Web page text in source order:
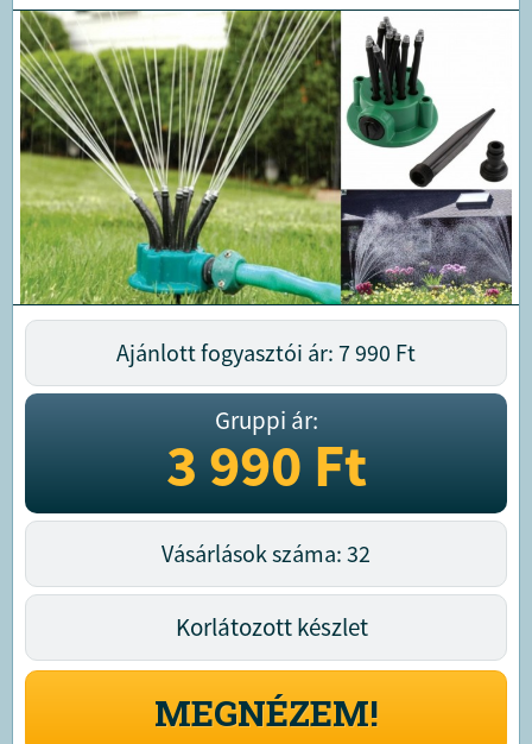
Ajánlott fogyasztói ár: 7 990 Ft
Gruppi ár:
3 990Ft
Vásárlások száma: 32
Korlátozott készlet
MEGNÉZEM!